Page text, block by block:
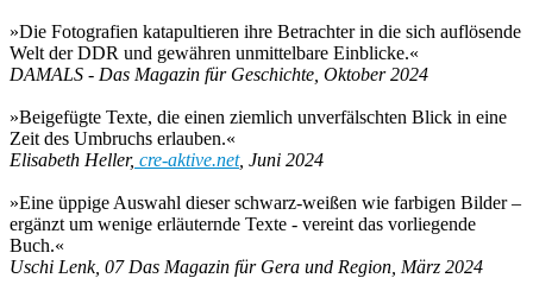
»Die Fotografien katapultieren ihre Betrachter in die sich auflösende
Welt der DDR und gewähren unmittelbare Einblicke.«
DAMALS - Das Magazin für Geschichte, Oktober 2024
»Beigefügte Texte, die einen ziemlich unverfälschten Blick in eine
Zeit des Umbruchs erlauben.«
Elisabeth Heller, cre-aktive.net, Juni 2024
»Eine üppige Auswahl dieser schwarz-weißen wie farbigen Bilder –
ergänzt um wenige erläuternde Texte - vereint das vorliegende
Buch.«
Uschi Lenk, 07 Das Magazin für Gera und Region, März 2024